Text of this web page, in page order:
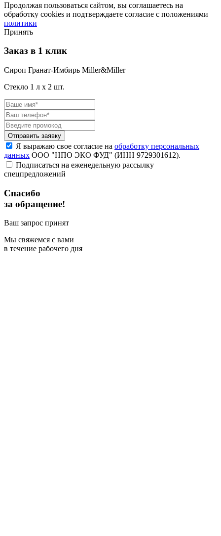
Продолжая пользоваться сайтом, вы соглашаетесь на
обработку cookies и подтверждаете согласие с положениями
политики
Принять
Заказ в 1 клик
Сироп Гранат-Имбирь Miller&Miller
Стекло 1 л х 2 шт.
Я выражаю свое согласие на обработку персональных
данных ООО "НПО ЭКО ФУД" (ИНН 9729301612).
Подписаться на еженедельную рассылку
спецпредложений
Спасибо
за обращение!
Ваш запрос принят
Мы свяжемся с вами
в течение рабочего дня